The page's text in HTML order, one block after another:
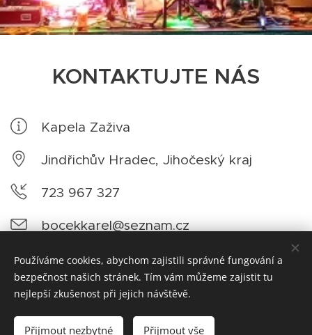
KONTAKTUJTE NÁS
Kapela Zaživa
Jindřichův Hradec, Jihočeský kraj
723 967 327
bocekkarel@seznam.cz
Facebook
© 2022 ZAŽIVA
Používáme cookies, abychom zajistili správné fungování a
bezpečnost našich stránek. Tím vám můžeme zajistit tu
nejlepší zkušenost při jejich návštěvě.
Přijmout nezbytné Přijmout vše